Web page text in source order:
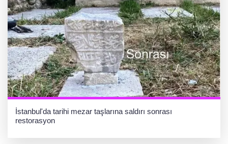
İstanbul'da tarihi mezar taşlarına saldırı sonrası
restorasyon